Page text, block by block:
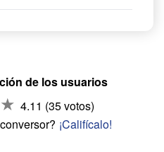
de los usuarios
4.11 (35 votos)
¡Califícalo!